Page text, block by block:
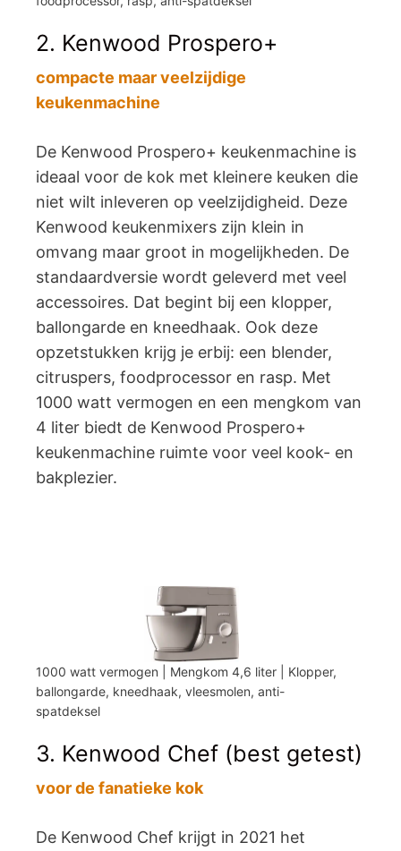
2. Kenwood Prospero+
compacte maar veelzijdige
keukenmachine
De Kenwood Prospero+ keukenmachine is
ideaal voor de kok met kleinere keuken die
niet wilt inleveren op veelzijdigheid. Deze
Kenwood keukenmixers zijn klein in
omvang maar groot in mogelijkheden. De
standaardversie wordt geleverd met veel
accessoires. Dat begint bij een klopper,
ballongarde en kneedhaak. Ook deze
opzetstukken krijg je erbij: een blender,
citruspers, foodprocessor en rasp. Met
1000 watt vermogen en een mengkom van
4 liter biedt de Kenwood Prospero+
keukenmachine ruimte voor veel kook- en
bakplezier.
1000 watt vermogen | Mengkom 4,6 liter | Klopper,
ballongarde, kneedhaak, vleesmolen, anti-
spatdeksel
3. Kenwood Chef (best getest)
voor de fanatieke kok
De Kenwood Chef krijgt in 2021 het